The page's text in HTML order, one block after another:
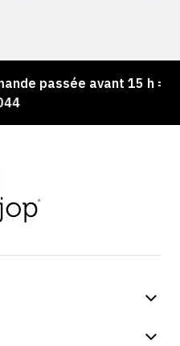
passée avant 15 h =